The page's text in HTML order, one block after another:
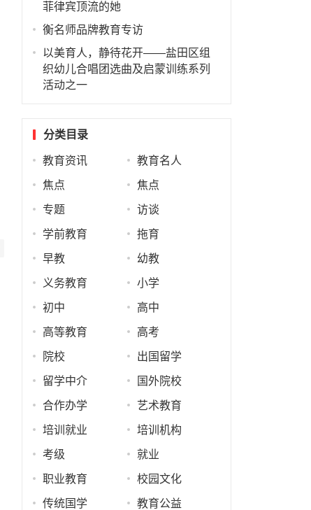
菲律宾顶流的她
衡名师品牌教育专访
以美育人，静待花开——盐田区组
织幼儿合唱团选曲及启蒙训练系列
活动之一
分类目录
教育资讯 教育名人
焦点 焦点
专题 访谈
学前教育 拖育
早教 幼教
义务教育 小学
初中 高中
高等教育 高考
院校 出国留学
留学中介 国外院校
合作办学 艺术教育
培训就业 培训机构
考级 就业
职业教育 校园文化
传统国学 教育公益